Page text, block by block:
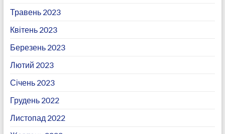
Травень 2023
Квітень 2023
Березень 2023
Лютий 2023
Січень 2023
Грудень 2022
Листопад 2022